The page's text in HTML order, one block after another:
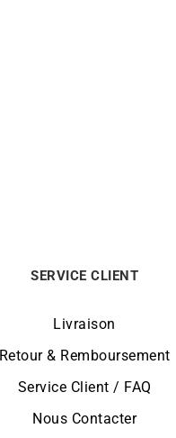
SERVICE CLIENT
Livraison
Retour & Remboursement
Service Client / FAQ
Nous Contacter